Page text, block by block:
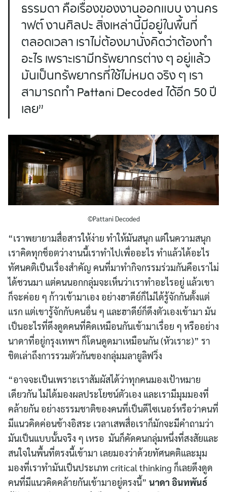
ธรรมดา คือเรื่องของงานออกแบบ งานคร
าฟต์ งานศิลปะ สิ่งเหล่านี้มีอยู่ในพื้นที่
ตลอดเวลา เราไม่ต้องมานั่งคิดว่าต้องทำ
อะไร เพราะเรามีทรัพยากรต่าง ๆ อยู่แล้ว
มันเป็นทรัพยากรที่ใช้ไม่หมด จริง ๆ เรา
สามารถทำ Pattani Decoded ได้อีก 50 ปี
เลย”
©Pattani Decoded
“เราพยายามสื่อสารให้ง่าย ทำให้มันสนุก แต่ในความสนุก
เราคิดทุกช็อตว่างานนี้เราทำไปเพื่ออะไร ทำแล้วได้อะไร
ทัศนคติเป็นเรื่องสำคัญ คนที่มาทำกิจกรรมร่วมกันคือเราไม่
ได้ชวนมา แต่คนนอกกลุ่มจะเห็นว่าเราทำอะไรอยู่ แล้วเขา
ก็จะค่อย ๆ ก้าวเข้ามาเอง อย่างฮาดีย์ก็ไม่ได้รู้จักกันตั้งแต่
แรก แต่เขารู้จักกับคนอื่น ๆ และฮาดีย์ก็ดึงตัวเองเข้ามา มัน
เป็นอะไรที่ดึงดูดคนที่คิดเหมือนกันเข้ามาเรื่อย ๆ หรืออย่าง
นาดาที่อยู่กรุงเทพฯ ก็โดนดูดมาเหมือนกัน (หัวเราะ)” รา
ชิตเล่าถึงการรวมตัวกันของกลุ่มมลายูลิฟวิ่ง
“อาจจะเป็นเพราะเราสัมผัสได้ว่าทุกคนมองเป้าหมาย
เดียวกัน ไม่ได้มองผลประโยชน์ตัวเอง และเรามีมุมมองที่
คล้ายกัน อย่างธรรมชาติของคนที่เป็นดีไซเนอร์หรือว่าคนที่
มีแนวคิดค่อนข้างอิสระ เวลาเสพสื่อเราก็มักจะมีคำถามว่า
มันเป็นแบบนั้นจริง ๆ เหรอ มันก็คัดคนกลุ่มหนึ่งที่สงสัยและ
สนใจในพื้นที่ตรงนี้เข้ามา เลยมองว่าด้วยทัศนคติและมุม
มองที่เราทำมันเป็นประเภท critical thinking ก็เลยดึงดูด
คนที่มีแนวคิดคล้ายกันเข้ามาอยู่ตรงนี้” นาดา อินทพันธ์